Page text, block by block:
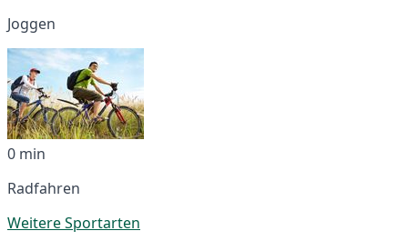
Joggen
0 min
Radfahren
Weitere Sportarten